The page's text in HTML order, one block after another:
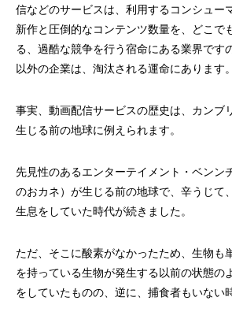
信などのサービスは、利用するコンシュー
新作と圧倒的なコンテンツ数量を、どこで
る、過酷な競争を行う宿命にある業界です
以外の企業は、淘汰される運命にあります。
事実、動画配信サービスの歴史は、カンブ
生じる前の地球に例えられます。
先見性のあるエンターテイメント・ベンン
のおカネ）が生じる前の地球で、辛うじて
生息をしていた時代が続きました。
ただ、そこに酸素がなかったため、生物も
を持っている生物が発生する以前の状態の
をしていたものの、逆に、捕食者もいない